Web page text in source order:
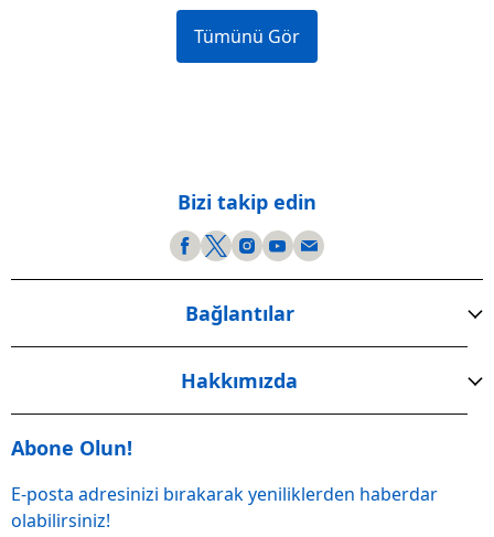
Tümünü Gör
Bizi takip edin
Bağlantılar
Hakkımızda
Abone Olun!
E-posta adresinizi bırakarak yeniliklerden haberdar
olabilirsiniz!